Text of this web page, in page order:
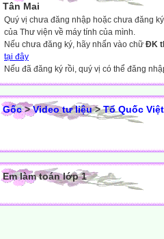
Tân Mai
Quý vị chưa đăng nhập hoặc chưa đăng
của Thư viện về máy tính của mình.
Nếu chưa đăng ký, hãy nhấn vào chữ ĐK
tại đây
Nếu đã đăng ký rồi, quý vị có thể đăng
Gốc>Video tư liệu>Tổ Quốc
Em làm toán lớp 1